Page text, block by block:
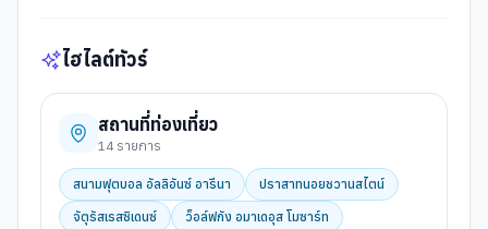
ไฮไลต์ทัวร์
สถานที่ท่องเที่ยว
14 รายการ
สนามฟุตบอล อัลลิอันซ์ อารีนา
ปราสาทนอยชวานสไตน์
จัตุรัสเรสซิเดนซ์
ว็อล์ฟกัง อมาเดอุส โมซาร์ท